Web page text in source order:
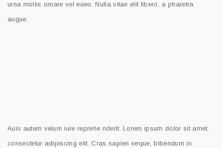
urna mollis ornare vel eueo. Nulla vitae elit libero, a pharetra
augue.
Auis autem velum iure reprehe nderit. Lorem ipsum dolor sit amet,
consectetur adipiscing elit. Cras sapien neque, bibendum in